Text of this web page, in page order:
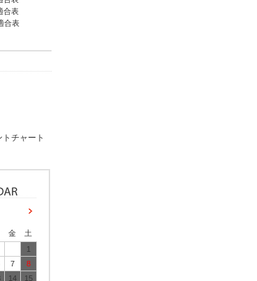
合表
合表
チャート
金
土
1
7
8
14
15